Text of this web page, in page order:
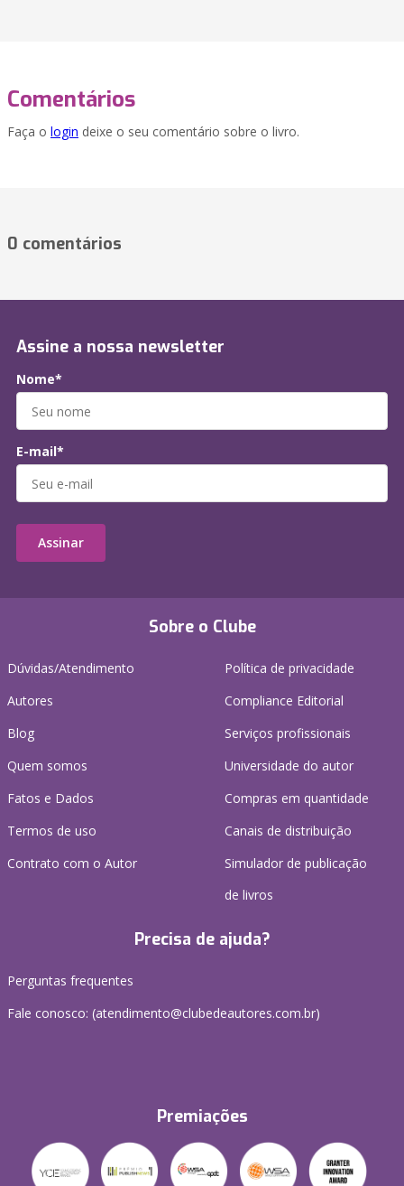
Comentários
Faça o login deixe o seu comentário sobre o livro.
0 comentários
Sobre o Clube
Dúvidas/Atendimento
Autores
Blog
Quem somos
Fatos e Dados
Termos de uso
Contrato com o Autor
Política de privacidade
Compliance Editorial
Serviços profissionais
Universidade do autor
Compras em quantidade
Canais de distribuição
Simulador de publicação
de livros
Precisa de ajuda?
Perguntas frequentes
Fale conosco: (atendimento@clubedeautores.com.br)
Premiações
Assine a nossa newsletter
Nome*
E-mail*
Assinar